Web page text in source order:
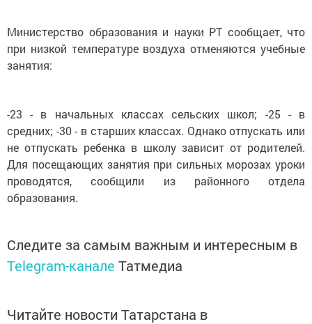
Министерство образования и науки РТ сообщает, что
при низкой температуре воздуха отменяются учебные
занятия:
-23 - в начальных классах сельских школ; -25 - в
средних; -30 - в старших классах. Однако отпускать или
не отпускать ребенка в школу зависит от родителей.
Для посещающих занятия при сильных морозах уроки
проводятся, сообщили из районного отдела
образования.
Следите за самым важным и интересным в
Telegram-канале Татмедиа
Читайте новости Татарстана в